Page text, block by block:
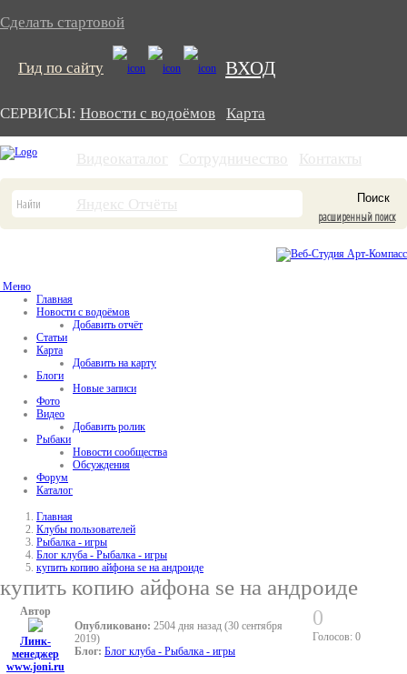
Сделать стартовой
ВХОД
Гид по сайту
СЕРВИСЫ: Новости с водоёмов Карта
Видеокаталог Сотрудничество Контакты
Яндекс Отчёты
расширенный поиск
Меню
Главная
Новости с водоёмов
Добавить отчёт
Статьи
Карта
Добавить на карту
Блоги
Новые записи
Фото
Видео
Добавить ролик
Рыбаки
Новости сообщества
Обсуждения
Форум
Каталог
Главная
Клубы пользователей
Рыбалка - игры
Блог клуба - Рыбалка - игры
купить копию айфона se на андроиде
купить копию айфона se на андроиде
Автор
Линк-
менеджер
www.joni.ru
Опубликовано: 2504 дня назад (30 сентября
2019)
Блог: Блог клуба - Рыбалка - игры
0
Голосов: 0